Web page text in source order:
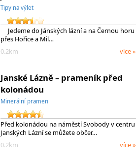
Tipy na výlet
Jedeme do Jánských lázní a na Černou horu
přes Hořice a Mil…
0.2km
více »
Janské Lázně – prameník před
kolonádou
Minerální pramen
Před kolonádou na náměstí Svobody v centru
Janských Lázní se můžete občer…
0.2km
více »